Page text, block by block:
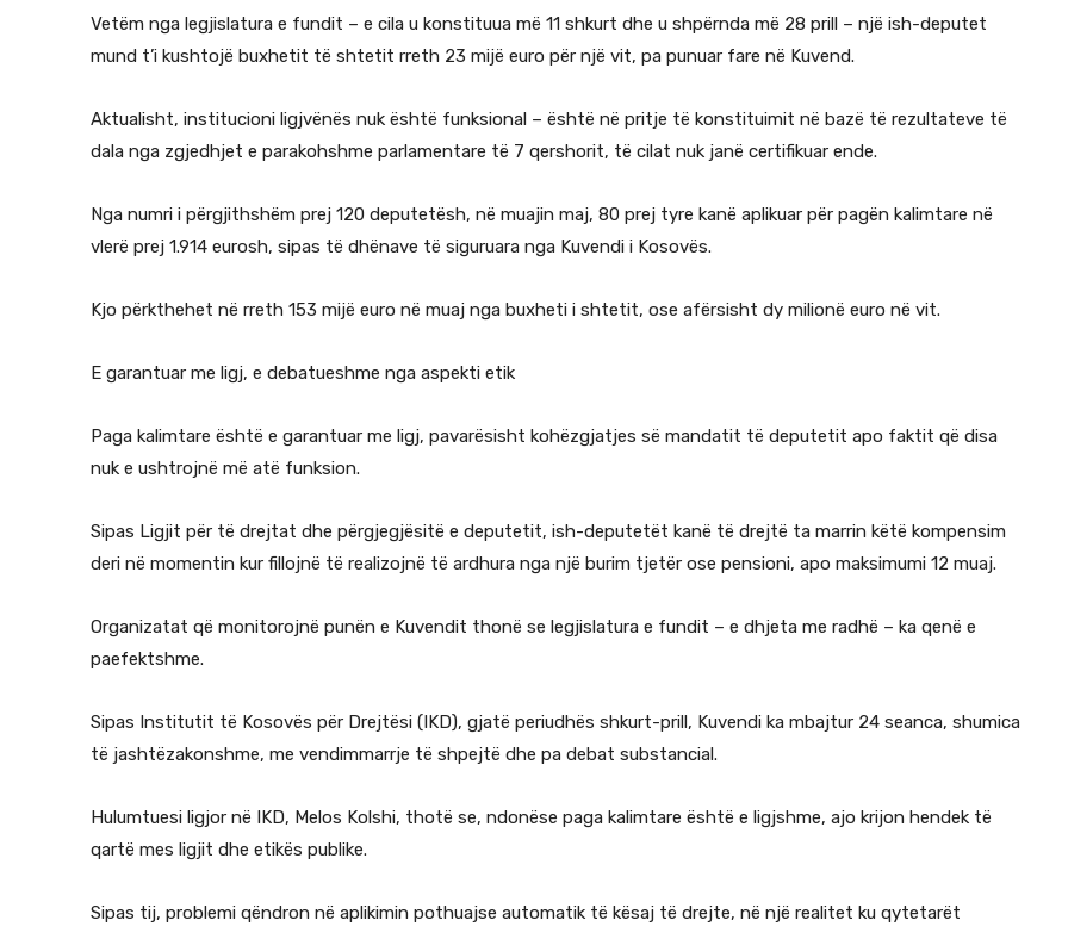
Vetëm nga legjislatura e fundit – e cila u konstituua më 11 shkurt dhe u shpërnda më 28 prill – një ish-deputet
mund t’i kushtojë buxhetit të shtetit rreth 23 mijë euro për një vit, pa punuar fare në Kuvend.
Aktualisht, institucioni ligjvënës nuk është funksional – është në pritje të konstituimit në bazë të rezultateve të
dala nga zgjedhjet e parakohshme parlamentare të 7 qershorit, të cilat nuk janë certifikuar ende.
Nga numri i përgjithshëm prej 120 deputetësh, në muajin maj, 80 prej tyre kanë aplikuar për pagën kalimtare në
vlerë prej 1.914 eurosh, sipas të dhënave të siguruara nga Kuvendi i Kosovës.
Kjo përkthehet në rreth 153 mijë euro në muaj nga buxheti i shtetit, ose afërsisht dy milionë euro në vit.
E garantuar me ligj, e debatueshme nga aspekti etik
Paga kalimtare është e garantuar me ligj, pavarësisht kohëzgjatjes së mandatit të deputetit apo faktit që disa
nuk e ushtrojnë më atë funksion.
Sipas Ligjit për të drejtat dhe përgjegjësitë e deputetit, ish-deputetët kanë të drejtë ta marrin këtë kompensim
deri në momentin kur fillojnë të realizojnë të ardhura nga një burim tjetër ose pensioni, apo maksimumi 12 muaj.
Organizatat që monitorojnë punën e Kuvendit thonë se legjislatura e fundit – e dhjeta me radhë – ka qenë e
paefektshme.
Sipas Institutit të Kosovës për Drejtësi (IKD), gjatë periudhës shkurt-prill, Kuvendi ka mbajtur 24 seanca, shumica
të jashtëzakonshme, me vendimmarrje të shpejtë dhe pa debat substancial.
Hulumtuesi ligjor në IKD, Melos Kolshi, thotë se, ndonëse paga kalimtare është e ligjshme, ajo krijon hendek të
qartë mes ligjit dhe etikës publike.
Sipas tij, problemi qëndron në aplikimin pothuajse automatik të kësaj të drejte, në një realitet ku qytetarët